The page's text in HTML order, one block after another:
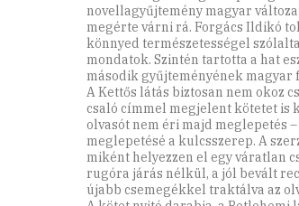
novellagyűjtemény magyar
megérte várni rá. Forgács Ildikó
könnyed természetességel
mondatok. Szintén tartotta a hat
második gyűjteményének magyar
A Kettős látás biztosan nem okoz
csaló címmel megjelent kötetet is
olvasót nem éri majd meglepetés
meglepetésé a kulcsszerep. A
miként helyezzen el egy váratlan
rugóra járás nélkül, a jól bevált
újabb csemegékkel traktálva az